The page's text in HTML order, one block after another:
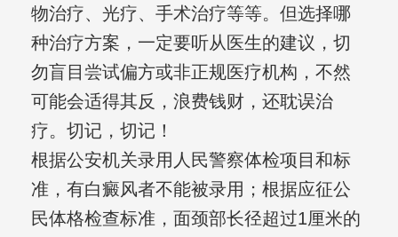
物治疗、光疗、手术治疗等等。但选择哪
种治疗方案，一定要听从医生的建议，切
勿盲目尝试偏方或非正规医疗机构，不然
可能会适得其反，浪费钱财，还耽误治
疗。切记，切记！
根据公安机关录用人民警察体检项目和标
准，有白癜风者不能被录用；根据应征公
民体格检查标准，面颈部长径超过1厘米的